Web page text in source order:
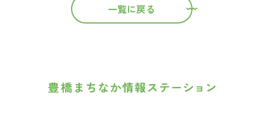
一覧に戻る